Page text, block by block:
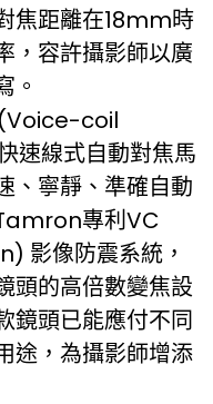
焦距離在18mm時
，容許攝影師以廣
。
coil
線式自動對焦馬
、寧靜、準確自動
專利VC
像防震系統，
頭的高倍數變焦設
鏡頭已能應付不同
途，為攝影師增添